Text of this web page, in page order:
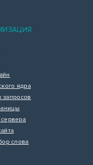
ядра
запросов
слова